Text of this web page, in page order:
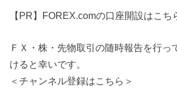
【PR】FOREX.comの口座開設はこち
ＦＸ・株・先物取引の随時報告を行っ
けると幸いです。
＜チャンネル登録はこちら＞